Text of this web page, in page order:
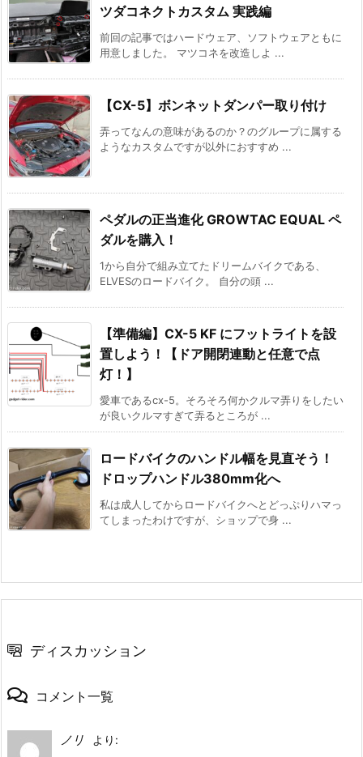
ツダコネクトカスタム 実践編
前回の記事ではハードウェア、ソフトウェアともに
用意しました。 マツコネを改造しよ ...
【CX-5】ボンネットダンパー取り付け
弄ってなんの意味があるのか？のグループに属する
ようなカスタムですが以外におすすめ ...
ペダルの正当進化 GROWTAC EQUAL ペ
ダルを購入！
1から自分で組み立てたドリームバイクである、
ELVESのロードバイク。 自分の頭 ...
【準備編】CX-5 KF にフットライトを設
置しよう！【ドア開閉連動と任意で点
灯！】
愛車であるcx-5。そろそろ何かクルマ弄りをしたい
が良いクルマすぎて弄るところが ...
ロードバイクのハンドル幅を見直そう！
ドロップハンドル380mm化へ
私は成人してからロードバイクへとどっぷりハマっ
てしまったわけですが、ショップで身 ...
ディスカッション
コメント一覧
ノリ
より: